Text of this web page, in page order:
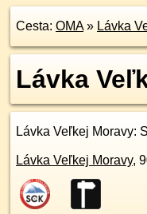
Cesta: OMA» Lávka
Lávka
Lávka Veľkej Moravy:
Lávka Veľkej Moravy,